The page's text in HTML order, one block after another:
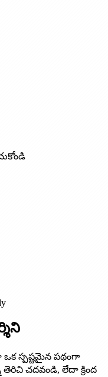
స్పష్టమైన పథంగా
చదవండి, లేదా క్రింద